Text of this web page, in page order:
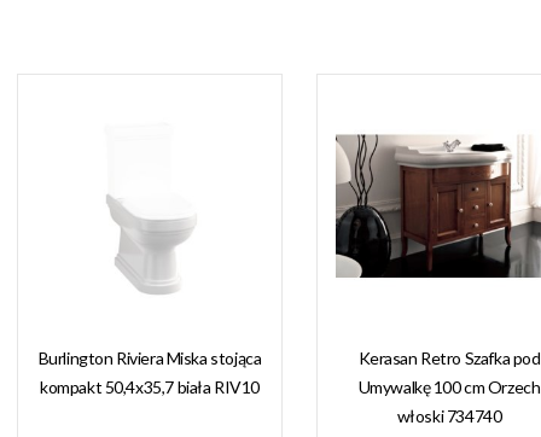
Burlington Riviera Miska stojąca
kompakt 50,4x35,7 biała RIV10
Kerasan Retro Szafka pod
Umywalkę 100 cm Orzech
włoski 734740